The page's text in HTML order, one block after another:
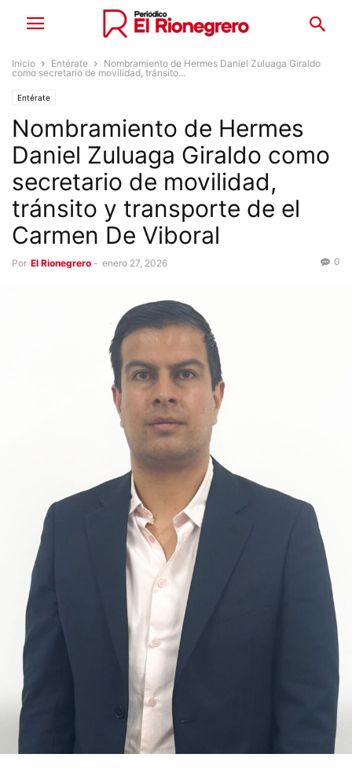
Inicio Entérate
Nombramiento de Hermes Daniel Zuluaga Giraldo
como secretario de movilidad, tránsito...
Entérate
Nombramiento de Hermes
Daniel Zuluaga Giraldo como
secretario de movilidad,
tránsito y transporte de el
Carmen De Viboral
Por El Rionegrero - enero 27, 2026 0